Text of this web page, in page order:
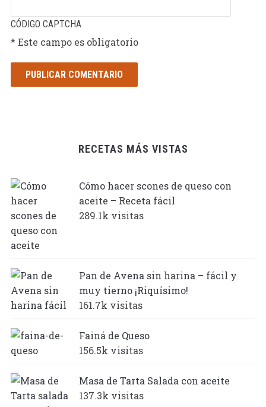
CÓDIGO CAPTCHA
* Este campo es obligatorio
RECETAS MÁS VISTAS
Cómo hacer scones de queso con
aceite – Receta fácil
289.1k visitas
Pan de Avena sin harina – fácil y
muy tierno ¡Riquísimo!
161.7k visitas
Fainá de Queso
156.5k visitas
Masa de Tarta Salada con aceite
137.3k visitas